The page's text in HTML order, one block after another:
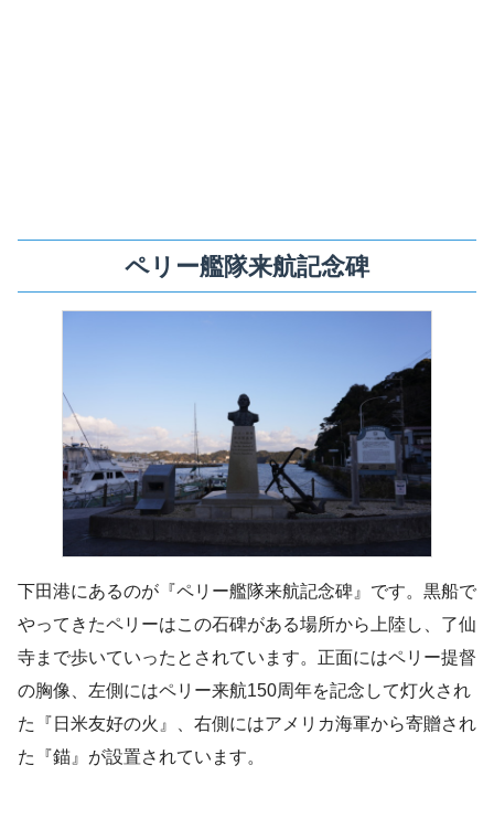
ペリー艦隊来航記念碑
下田港にあるのが『ペリー艦隊来航記念碑』です。黒船で
やってきたペリーはこの石碑がある場所から上陸し、了仙
寺まで歩いていったとされています。正面にはペリー提督
の胸像、左側にはペリー来航150周年を記念して灯火され
た『日米友好の火』、右側にはアメリカ海軍から寄贈され
た『錨』が設置されています。